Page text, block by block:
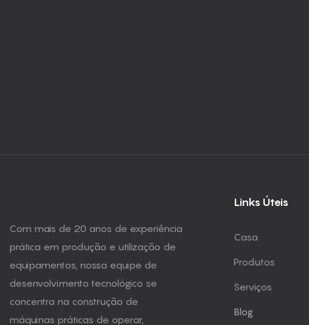
Com mais de 20 anos de experiência
prática em produção e utilização de
equipamentos, nossa equipe de
desenvolvimento tecnológico se
concentra na construção de
máquinas práticas de operar,
Links Úteis
Casa
Produtos
Serviços
Blog